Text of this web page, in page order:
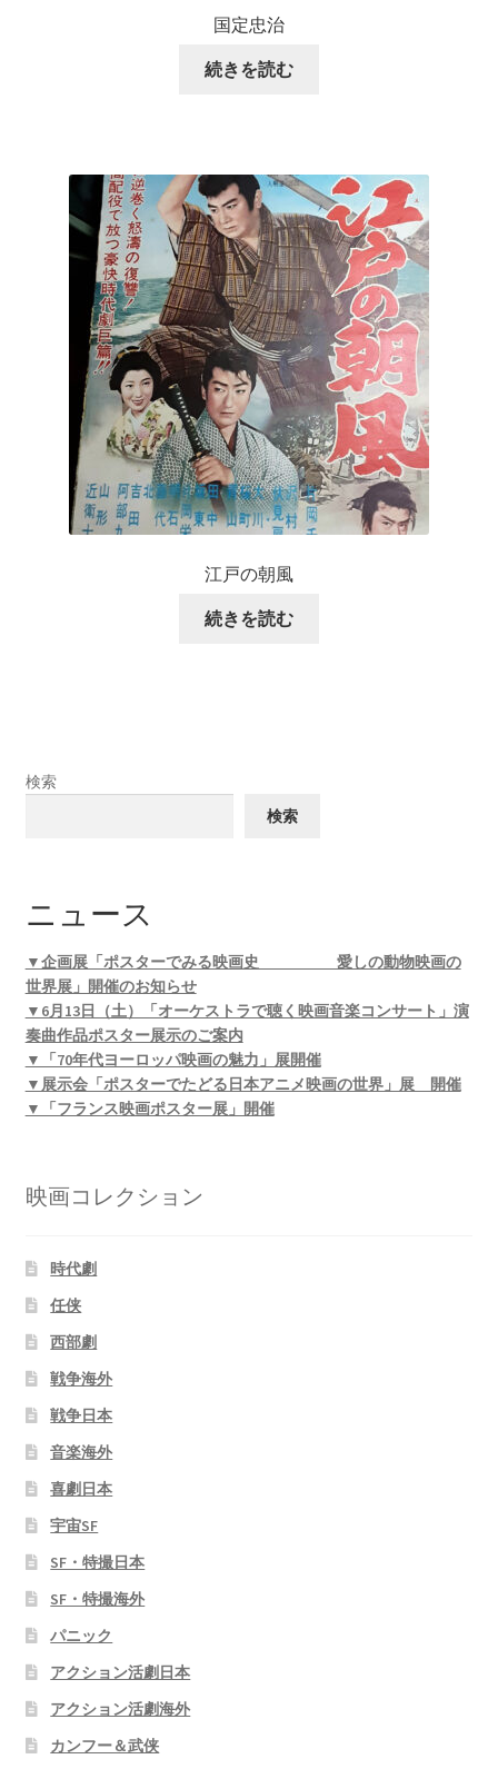
国定忠治
続きを読む
江戸の朝風
続きを読む
検索
検索
ニュース
▼企画展「ポスターでみる映画史 愛しの動物映画の
世界展」開催のお知らせ
▼6月13日（土）「オーケストラで聴く映画音楽コンサート」演
奏曲作品ポスター展示のご案内
▼「70年代ヨーロッパ映画の魅力」展開催
▼展示会「ポスターでたどる日本アニメ映画の世界」展 開催
▼「フランス映画ポスター展」開催
映画コレクション
時代劇
任侠
西部劇
戦争海外
戦争日本
音楽海外
喜劇日本
宇宙SF
SF・特撮日本
SF・特撮海外
パニック
アクション活劇日本
アクション活劇海外
カンフー＆武侠